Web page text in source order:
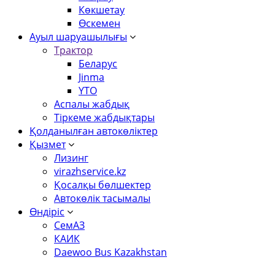
Көкшетау
Өскемен
Ауыл шаруашылығы
Трактор
Беларус
Jinma
YTO
Аспалы жабдық
Тіркеме жабдықтары
Қолданылған автокөліктер
Қызмет
Лизинг
virazhservice.kz
Қосалқы бөлшектер
Автокөлік тасымалы
Өндіріс
СемАЗ
КАИК
Daewoo Bus Kazakhstan